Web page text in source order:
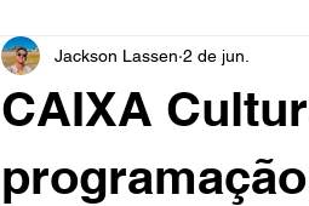
CAIXA
Jackson Lassen 2 de jun.